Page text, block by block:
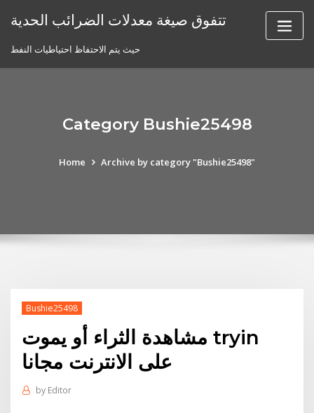
تتفوق صيغة معدلات الضرائب الحدية
حيث يتم الاحتفاظ احتياطيات النفط
Category Bushie25498
Home Archive by category "Bushie25498"
Bushie25498
مشاهدة الثراء أو يموت tryin
على الانترنت مجانا
by Editor